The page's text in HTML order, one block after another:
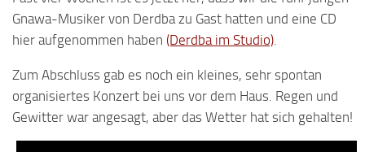
Gnawa-Musiker von Derdba zu Gast hatten und eine CD
hier aufgenommen haben (Derdba im Studio).
Zum Abschluss gab es noch ein kleines, sehr spontan
organisiertes Konzert bei uns vor dem Haus. Regen und
Gewitter war angesagt, aber das Wetter hat sich gehalten!